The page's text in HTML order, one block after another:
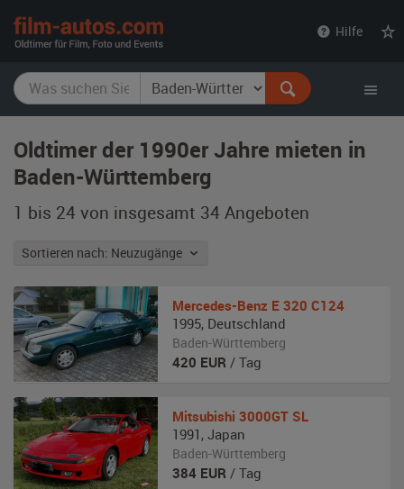
Hilfe
Oldtimer der 1990er Jahre mieten in
Baden-Württemberg
1 bis 24 von insgesamt 34 Angeboten
Sortieren nach: Neuzugänge
Mercedes-Benz E 320 C124
1995, Deutschland
Baden-Württemberg
420 EUR / Tag
Mitsubishi 3000GT SL
1991 , Japan
Baden-Württemberg
384 EUR / Tag